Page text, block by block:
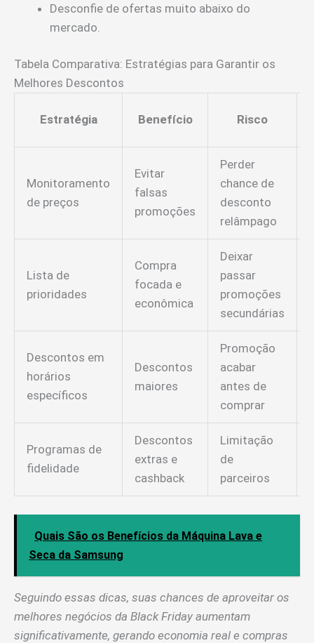
Desconfie de ofertas muito abaixo do
mercado.
Tabela Comparativa: Estratégias para Garantir os
Melhores Descontos
Estratégia Benefício Risco
Monitoramento
de preços
Evitar
falsas
promoções
Perder
chance de
desconto
relâmpago
Lista de
prioridades
Compra
focada e
econômica
Deixar
passar
promoções
secundárias
Descontos em
horários
específicos
Descontos
maiores
Promoção
acabar
antes de
comprar
Programas de
fidelidade
Descontos
extras e
cashback
Limitação
de
parceiros
Quais São os Benefícios da Máquina Lava e
Seca da Samsung
Seguindo essas dicas, suas chances de aproveitar os
melhores negócios da Black Friday aumentam
significativamente, gerando economia real e compras